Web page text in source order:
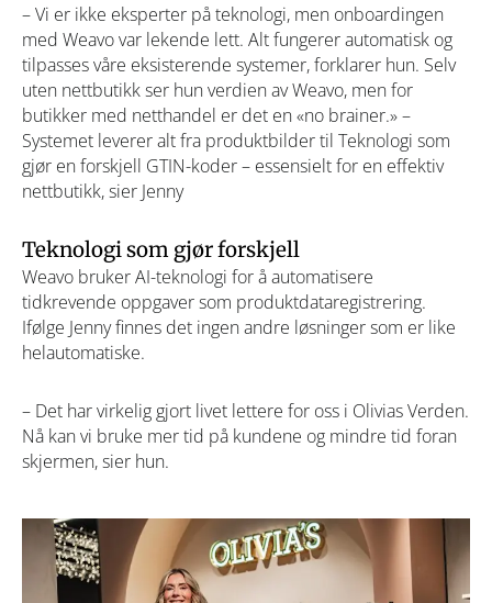
– Vi er ikke eksperter på teknologi, men onboardingen
med Weavo var lekende lett. Alt fungerer automatisk og
tilpasses våre eksisterende systemer, forklarer hun. Selv
uten nettbutikk ser hun verdien av Weavo, men for
butikker med netthandel er det en «no brainer.» –
Systemet leverer alt fra produktbilder til Teknologi som
gjør en forskjell GTIN-koder – essensielt for en effektiv
nettbutikk, sier Jenny
Teknologi som gjør forskjell
Weavo bruker AI-teknologi for å automatisere
tidkrevende oppgaver som produktdataregistrering.
Ifølge Jenny finnes det ingen andre løsninger som er like
helautomatiske.
– Det har virkelig gjort livet lettere for oss i Olivias Verden.
Nå kan vi bruke mer tid på kundene og mindre tid foran
skjermen, sier hun.